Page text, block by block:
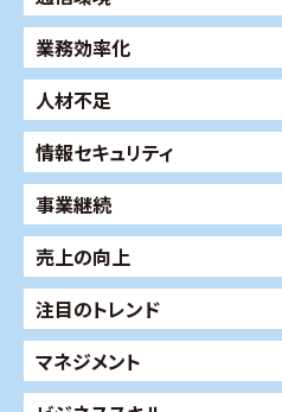
業務効率化
人材不足
情報セキュリティ
事業継続
売上の向上
注目のトレンド
マネジメント